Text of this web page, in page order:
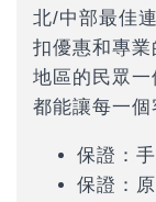
北/中部最佳
扣優惠和專
地區的民眾一
都能讓每一
保證：
保證：